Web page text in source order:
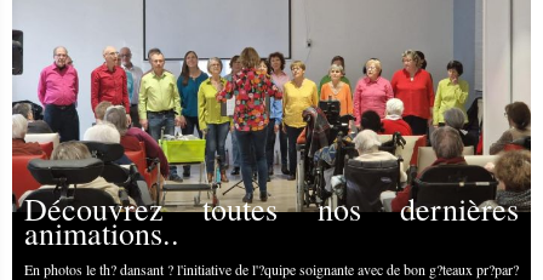
Découvrez toutes nos dernières
animations..
En photos le th? dansant ? l'initiative de l'?quipe soignante avec de bon g?teaux pr?par?